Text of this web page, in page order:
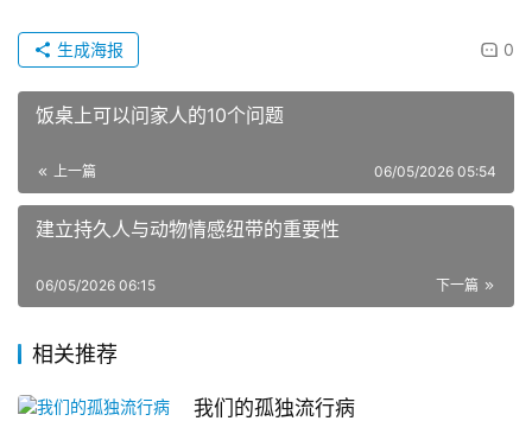
0
生成海报
饭桌上可以问家人的10个问题
上一篇 06/05/2026 05:54
建立持久人与动物情感纽带的重要性
下一篇
06/05/2026 06:15
相关推荐
我们的孤独流行病